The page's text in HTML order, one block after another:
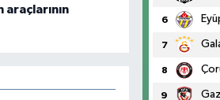
araçlarının
6
7
8
9